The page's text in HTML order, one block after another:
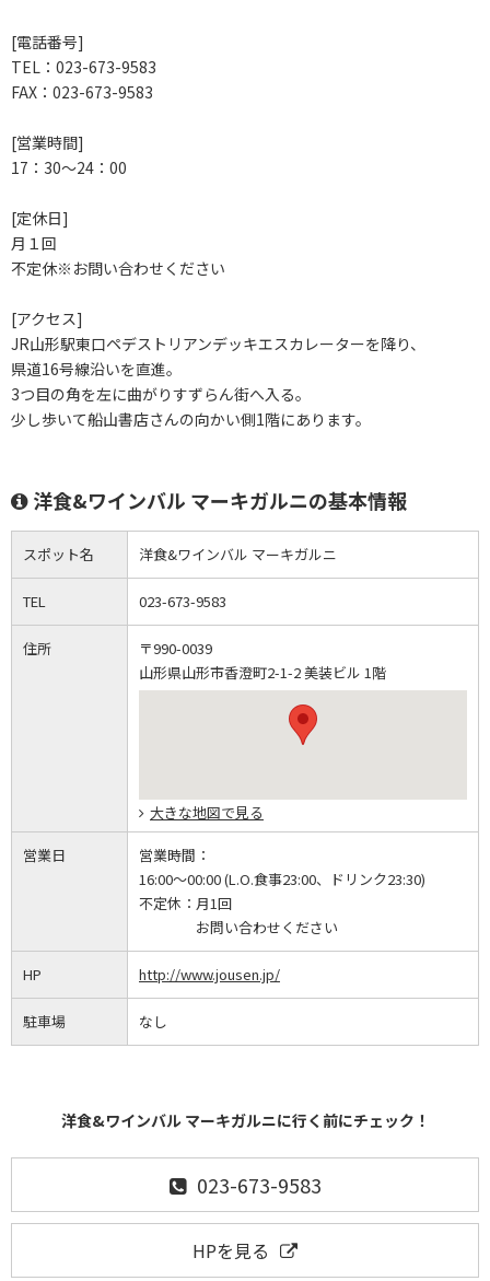
[電話番号]
TEL：023-673-9583
FAX：023-673-9583
[営業時間]
17：30～24：00
[定休日]
月１回
不定休※お問い合わせください
[アクセス]
JR山形駅東口ペデストリアンデッキエスカレーターを降り、
県道16号線沿いを直進。
3つ目の角を左に曲がりすずらん街へ入る。
少し歩いて船山書店さんの向かい側1階にあります。
洋食&ワインバル マーキガルニの基本情報
スポット名 洋食&ワインバル マーキガルニ
TEL 023-673-9583
住所
〒990-0039
山形県山形市香澄町2-1-2 美装ビル 1階
大きな地図で見る
営業日
営業時間：
16:00～00:00 (L.O.食事23:00、ドリンク23:30)
不定休： 月1回
お問い合わせください
HP http://www.jousen.jp/
駐車場 なし
洋食&ワインバル マーキガルニに行く前にチェック！
023-673-9583
HPを見る